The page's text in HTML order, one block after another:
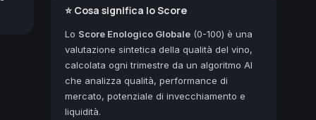
⭐ Cosa significa lo Score
Lo Score Enologico Globale (0-100) è una
valutazione sintetica della qualità del vino,
calcolata ogni trimestre da un algoritmo AI
che analizza qualità, performance di
mercato, potenziale di invecchiamento e
liquidità.